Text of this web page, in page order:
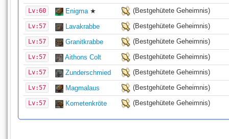
Lv:60 Enigma★ (Bestgehütete Geheimnis)
Lv:57 Lavakrabbe (Bestgehütete Geheimnis)
Lv:57 Granitkrabbe (Bestgehütete Geheimnis)
Lv:57 Aithons Colt (Bestgehütete Geheimnis)
Lv:57 Zunderschmied (Bestgehütete Geheimnis)
Lv:57 Magmalaus (Bestgehütete Geheimnis)
Lv:57 Kometenkröte (Bestgehütete Geheimnis)